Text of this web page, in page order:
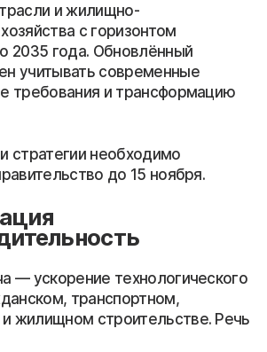
и жилищно-
с горизонтом
2035 года. Обновлённый
учитывать современные
требования и трансформацию
стратегии необходимо
до 15 ноября.
— ускорение технологического
транспортном,
жилищном строительстве. Речь